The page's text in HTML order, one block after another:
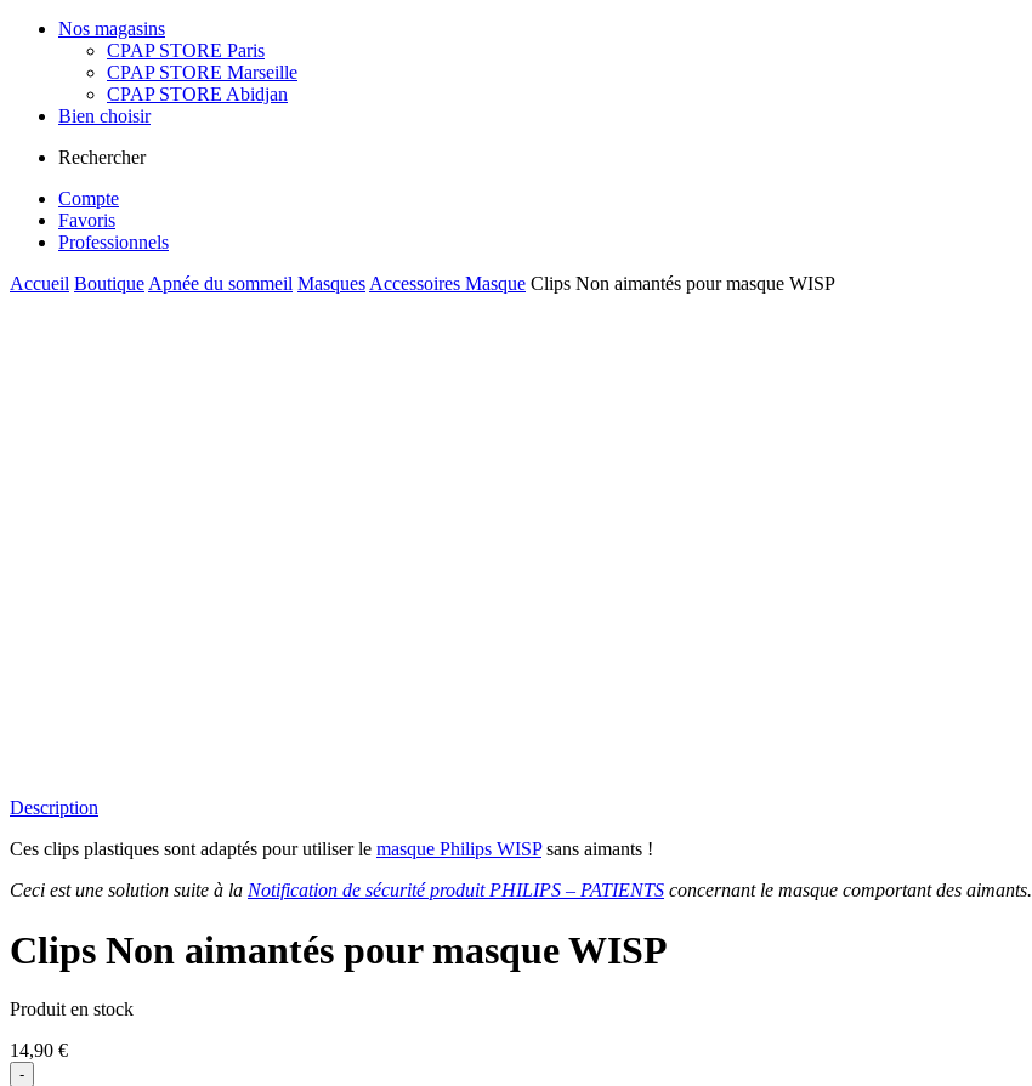
Nos magasins
CPAP STORE Paris
CPAP STORE Marseille
CPAP STORE Abidjan
Bien choisir
Rechercher
Compte
Favoris
Professionnels
Accueil BoutiqueApnée du sommeil MasquesAccessoires Masque Clips Non aimantés pour masque WISP
Description
Ces clips plastiques sont adaptés pour utiliser le masque Philips WISPsans aimants !
Ceci est une solution suite à la Notification de sécurité produit PHILIPS – PATIENTS concernant le masque comportant des aimants.
Clips Non aimantés pour masque WISP
Produit en stock
14,90 €
-